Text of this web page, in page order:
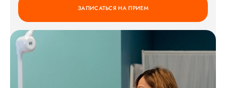
ЗАПИСАТЬСЯ НА ПРИЕМ